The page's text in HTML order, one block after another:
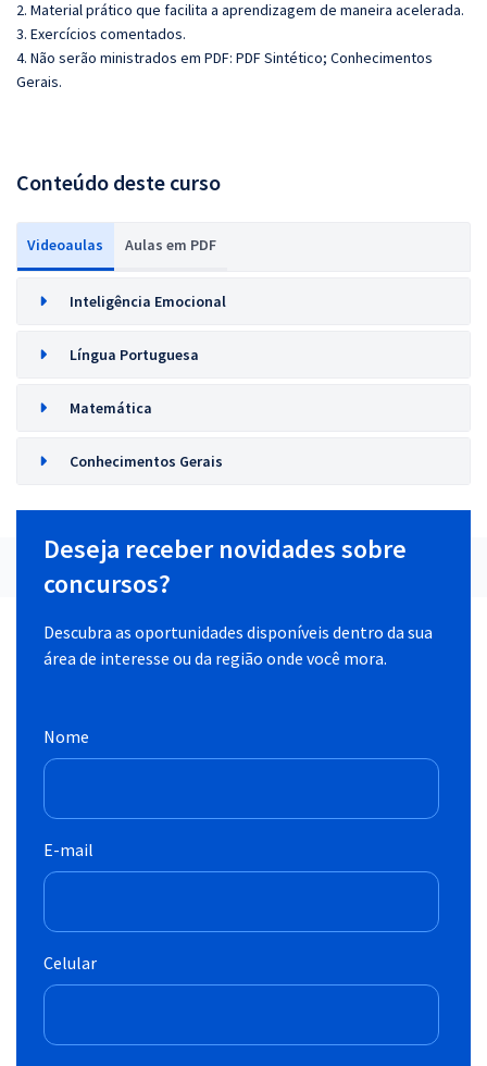
2. Material prático que facilita a aprendizagem de maneira acelerada.
3. Exercícios comentados.
4. Não serão ministrados em PDF: PDF Sintético; Conhecimentos
Gerais.
Conteúdo deste curso
Videoaulas Aulas em PDF
Inteligência Emocional
Língua Portuguesa
Matemática
Conhecimentos Gerais
Deseja receber novidades sobre
concursos?
Descubra as oportunidades disponíveis dentro da sua
área de interesse ou da região onde você mora.
Nome
E-mail
Celular